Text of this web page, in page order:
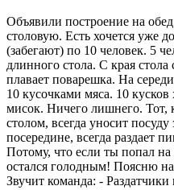
Объявили построение на
столовую. Есть хочется уже
(забегают) по 10 человек. 5
длинного стола. С края
плавает поварешка. На
10 кусочками мяса. 10
мисок. Ничего лишнего. Тот,
столом, всегда уносит посуду
посередине, всегда раздает
Потому, что если ты попал на
остался голодным! Поясню
Звучит команда: -